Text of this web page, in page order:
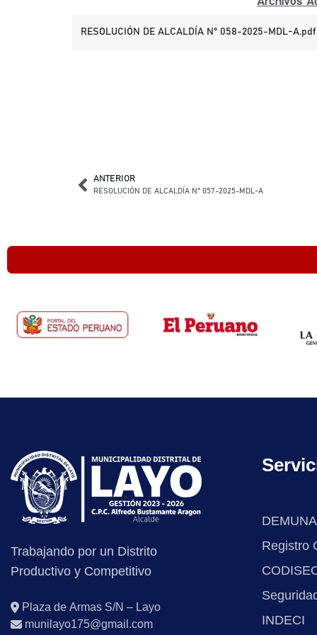
RESOLUCIÓN DE ALCALDÍA N° 058-2025-MDL-A.pdf
ANTERIOR
RESOLUCIÓN DE ALCALDÍA N° 057-2025-MDL-A
Trabajando por un Distrito
Productivo y Competitivo
Plaza de Armas S/N – Layo
munilayo175@gmail.com
DEMUNA
Registro
INDECI